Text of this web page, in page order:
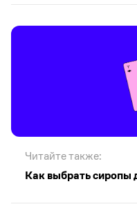
Читайте также:
Как выбрать сиропы